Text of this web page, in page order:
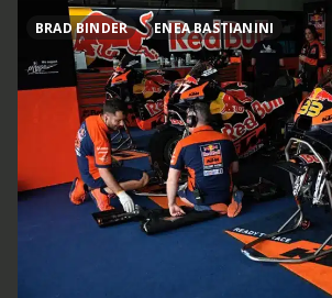
BRAD BINDER ENEA BASTIANINI